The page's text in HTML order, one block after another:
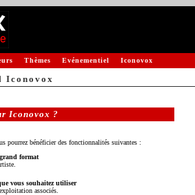
Thèmes Evénementiel Iconovox
Iconovox
Iconovox ?
pourrez bénéficier des fonctionnalités suivantes :
format
vous souhaitez utiliser
associés.